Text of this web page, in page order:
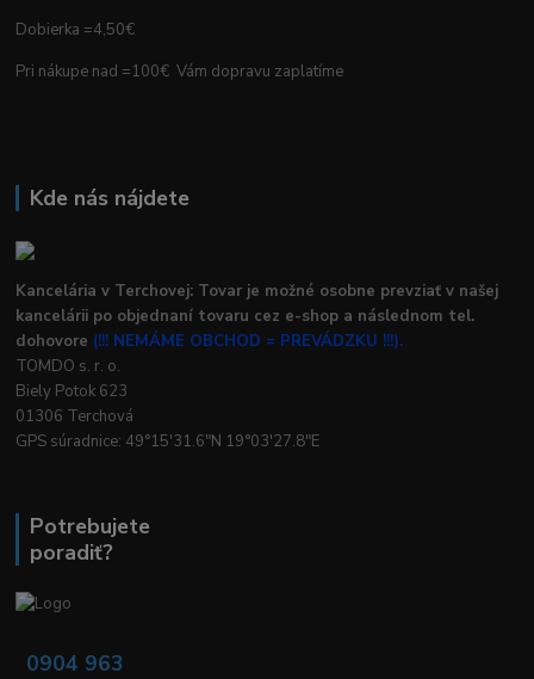
Dobierka =4,50€
Pri nákupe nad =100€ Vám dopravu zaplatíme
Kde nás nájdete
Kancelária v Terchovej: Tovar je možné osobne prevziať v našej
kancelárii po objednaní tovaru cez e-shop a následnom tel.
dohovore (!!! NEMÁME OBCHOD = PREVÁDZKU !!!).
TOMDO s. r. o.
Biely Potok 623
01306 Terchová
GPS súradnice: 49°15'31.6"N 19°03'27.8"E
Potrebujete
poradiť?
0904 963